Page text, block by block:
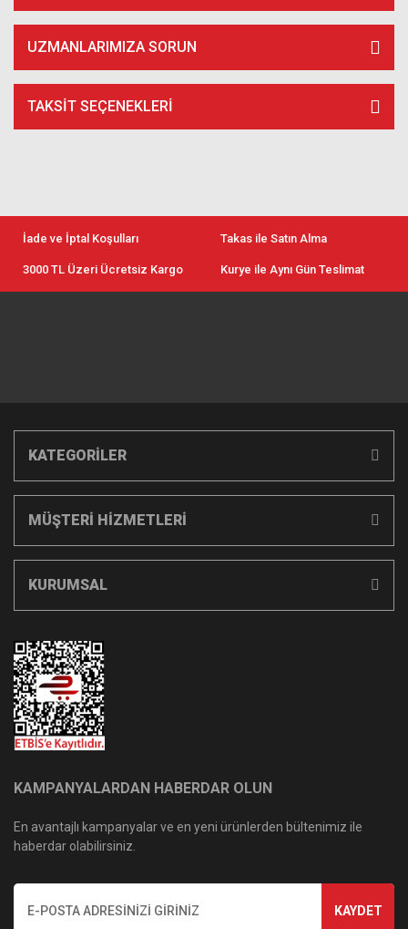
UZMANLARIMIZA SORUN
TAKSIT SEÇENEKLERI
İade ve İptal Koşulları Takas ile Satın Alma
3000 TL Üzeri Ücretsiz Kargo Kurye ile Aynı Gün Teslimat
KATEGORİLER
MÜŞTERİ HİZMETLERİ
KURUMSAL
KAMPANYALARDAN HABERDAR OLUN
En avantajlı kampanyalar ve en yeni ürünlerden bültenimiz ile
haberdar olabilirsiniz.
KAYDET